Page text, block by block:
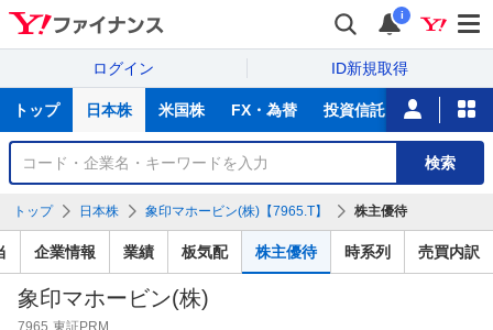
i
ログイン ID新規取得
サ
トップ 日本株 米国株 FX・為替 投資信託 ニュース
銘
検
検索
トップ 日本株 象印マホービン(株)【7965.T】 株主優待
企業情報 業績 板気配 株主優待 時系列 売買内訳
象印マホービン(株)
7965 東証PRM